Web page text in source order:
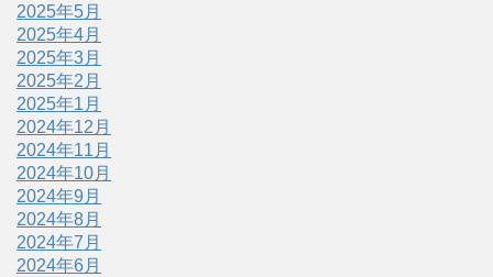
2025年5月
2025年4月
2025年3月
2025年2月
2025年1月
2024年12月
2024年11月
2024年10月
2024年9月
2024年8月
2024年7月
2024年6月